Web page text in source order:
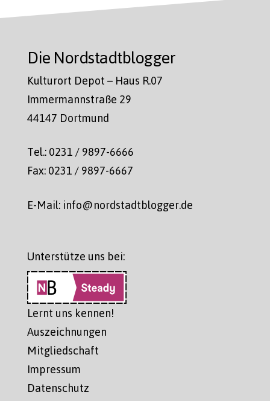
Die Nordstadtblogger
Kulturort Depot – Haus R.07
Immermannstraße 29
44147 Dortmund
Tel.: 0231 / 9897-6666
Fax: 0231 / 9897-6667
E-Mail: info@nordstadtblogger.de
Unterstütze uns bei:
Lernt uns kennen!
Auszeichnungen
Mitgliedschaft
Impressum
Datenschutz